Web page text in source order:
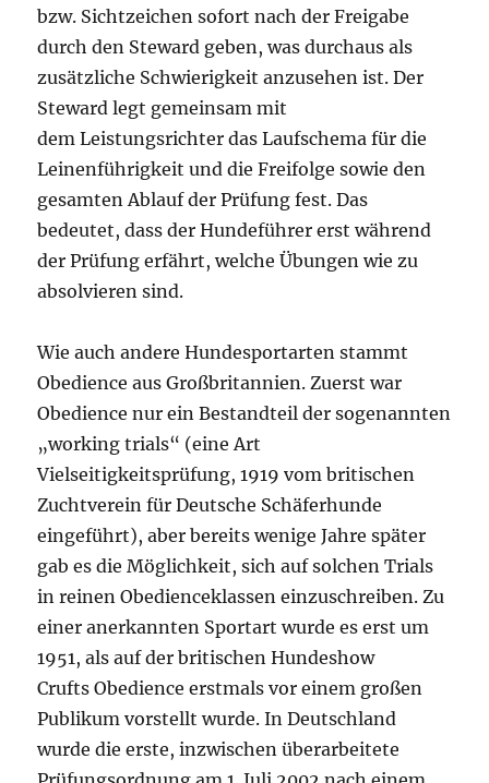
bzw. Sichtzeichen sofort nach der Freigabe
durch den Steward geben, was durchaus als
zusätzliche Schwierigkeit anzusehen ist. Der
Steward legt gemeinsam mit
dem Leistungsrichter das Laufschema für die
Leinenführigkeit und die Freifolge sowie den
gesamten Ablauf der Prüfung fest. Das
bedeutet, dass der Hundeführer erst während
der Prüfung erfährt, welche Übungen wie zu
absolvieren sind.
Wie auch andere Hundesportarten stammt
Obedience aus Großbritannien. Zuerst war
Obedience nur ein Bestandteil der sogenannten
„working trials“ (eine Art
Vielseitigkeitsprüfung, 1919 vom britischen
Zuchtverein für Deutsche Schäferhunde
eingeführt), aber bereits wenige Jahre später
gab es die Möglichkeit, sich auf solchen Trials
in reinen Obedienceklassen einzuschreiben. Zu
einer anerkannten Sportart wurde es erst um
1951, als auf der britischen Hundeshow
Crufts Obedience erstmals vor einem großen
Publikum vorstellt wurde. In Deutschland
wurde die erste, inzwischen überarbeitete